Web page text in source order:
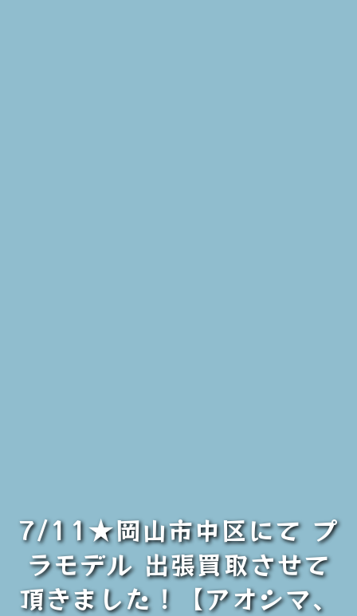
7/11★岡山市中区にて プ
ラモデル 出張買取させて
頂きました！【アオシマ、